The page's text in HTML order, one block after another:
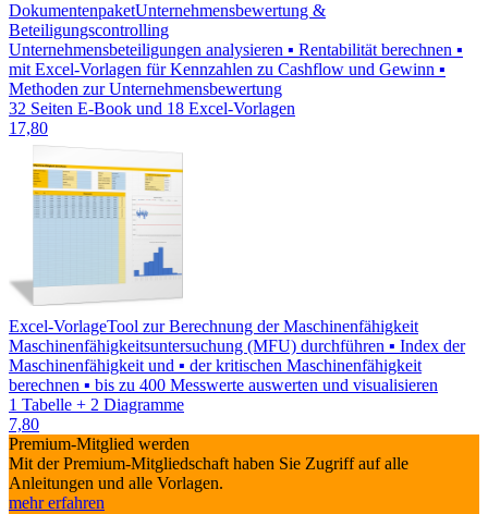
DokumentenpaketUnternehmensbewertung &
Beteiligungscontrolling
Unternehmensbeteiligungen analysieren ▪ Rentabilität berechnen ▪
mit Excel-Vorlagen für Kennzahlen zu Cashflow und Gewinn ▪
Methoden zur Unternehmensbewertung
32 Seiten E-Book und 18 Excel-Vorlagen
17,80
Excel-VorlageTool zur Berechnung der Maschinenfähigkeit
Maschinenfähigkeitsuntersuchung (MFU) durchführen ▪ Index der
Maschinenfähigkeit und ▪ der kritischen Maschinenfähigkeit
berechnen ▪ bis zu 400 Messwerte auswerten und visualisieren
1 Tabelle + 2 Diagramme
7,80
Premium-Mitglied werden
Mit der Premium-Mitgliedschaft haben Sie Zugriff auf alle
Anleitungen und alle Vorlagen.
mehr erfahren